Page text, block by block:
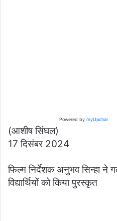
Powered bymyUpchar
(आशीष सिंघल)
17 दिसंबर 2024
फिल्म निर्देशक अनुभव सिन्हा ने
विद्यार्थियों को किया पुरस्कृत